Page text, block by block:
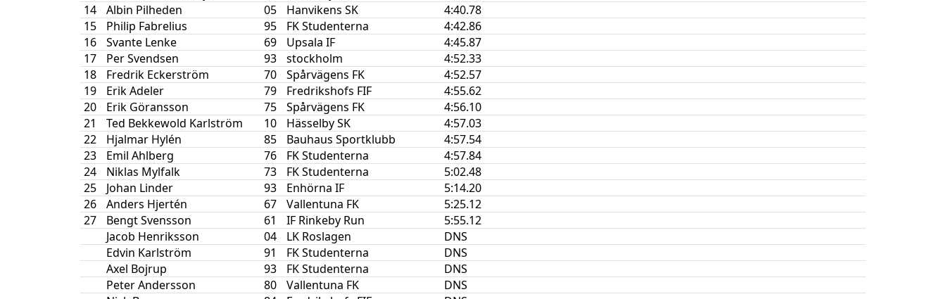
14
Albin Pilheden 05 Hanvikens SK
4:40.78
15
Philip Fabrelius 95 FK Studenterna
4:42.86
16
Svante Lenke 69 Upsala IF
4:45.87
17
Per Svendsen 93 stockholm
4:52.33
18
Fredrik Eckerström 70 Spårvägens FK
4:52.57
19
Erik Adeler 79 Fredrikshofs FIF
4:55.62
20
Erik Göransson 75 Spårvägens FK
4:56.10
21
Ted Bekkewold Karlström 10 Hässelby SK
4:57.03
22
Hjalmar Hylén 85 Bauhaus Sportklubb
4:57.54
23
Emil Ahlberg 76 FK Studenterna
4:57.84
24
Niklas Mylfalk 73 FK Studenterna
5:02.48
25
Johan Linder 93 Enhörna IF
5:14.20
26
Anders Hjertén 67 Vallentuna FK
5:25.12
27
Bengt Svensson 61 IF Rinkeby Run
5:55.12
Jacob Henriksson
04 LK Roslagen
DNS
Edvin Karlström
91 FK Studenterna
DNS
Axel Bojrup
93 FK Studenterna
DNS
Peter Andersson
80 Vallentuna FK
DNS